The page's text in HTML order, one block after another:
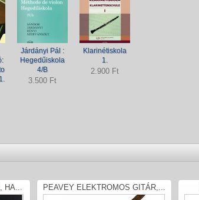
Járdányi Pál :
Hegedűiskola
4/B
3.500 Ft
Klarinétiskola
1.
2.900 Ft
HA... PEAVEY ELEKTROMOS GITÁR,...